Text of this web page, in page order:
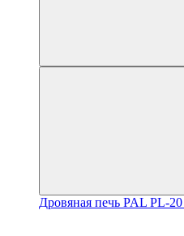
Дровяная печь PAL PL-20